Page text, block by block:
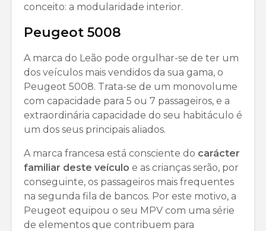
conceito: a modularidade interior.
Peugeot 5008
A marca do Leão pode orgulhar-se de ter um
dos veículos mais vendidos da sua gama, o
Peugeot 5008. Trata-se de um monovolume
com capacidade para 5 ou 7 passageiros, e a
extraordinária capacidade do seu habitáculo é
um dos seus principais aliados.
A marca francesa está consciente do carácter
familiar deste veículo e as crianças serão, por
conseguinte, os passageiros mais frequentes
na segunda fila de bancos. Por este motivo, a
Peugeot equipou o seu MPV com uma série
de elementos que contribuem para